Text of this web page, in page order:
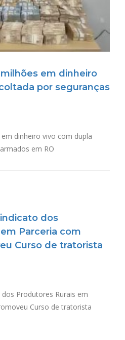
em dinheiro
por seguranças
dinheiro vivo com dupla
em RO
dos
Parceria com
Curso de tratorista
dos Produtores Rurais em
Curso de tratorista